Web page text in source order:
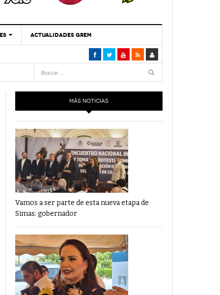
‘Se Vale Soñar Con Una Contraloría Ciudadana’
Financiamiento’ Por PC29
‘La Laguna: Bomba De Tiempo Por Falta De
Planeación’ Por PC29- 17 mayo, 2021
‘Las Corrupciones, Sus Formas Y Efectos’ Por
PC29- 7 mayo, 2021
ACTUALIDADES GREM
MÁS NOTICIAS
Vamos a ser parte de esta nueva etapa de
Simas: gobernador